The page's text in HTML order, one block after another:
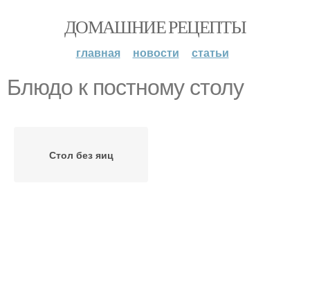
ДОМАШНИЕ РЕЦЕПТЫ
главная новости статьи
Блюдо к постному столу
Стол без яиц